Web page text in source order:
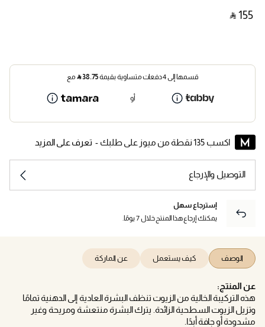
‎ ⃁ ⁦155⁩ ‎
قسمها إلى 4 دفعات متساوية بقيمة 38.75
⃁ مع
أو
اكسب 135 نقطة من ميوز على طلبك - تعرف على المزيد
التوصيل والإرجاع
إسترجاع سهل
يمكنك إرجاع هذا المنتج خلال 7 يومًا.
الوصف كيف يستعمل عن الماركة
عن المنتج:
هذه التركيبة الخالية من الزيوت تنظف البشرة العادية إلى الدهنية تمامًا
وتزيل الزيوت السطحية الزائدة. يترك البشرة منتعشة ومريحة وغير
مشدودة أو جافة أبدًا.